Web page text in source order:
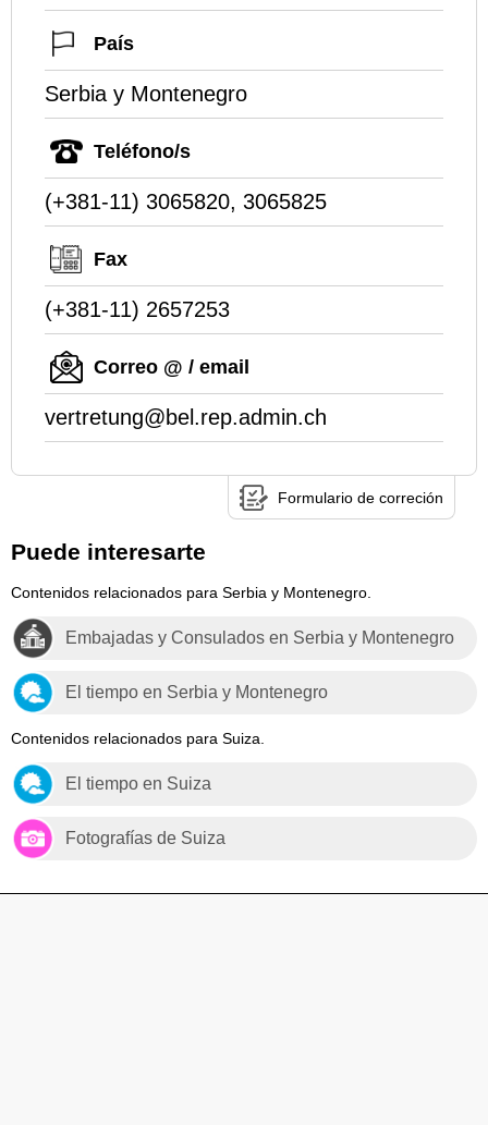
País
Serbia y Montenegro
Teléfono/s
(+381-11) 3065820, 3065825
Fax
(+381-11) 2657253
Correo @ / email
vertretung@bel.rep.admin.ch
Formulario de correción
Puede interesarte
Contenidos relacionados para Serbia y Montenegro.
Embajadas y Consulados en Serbia y Montenegro
El tiempo en Serbia y Montenegro
Contenidos relacionados para Suiza.
El tiempo en Suiza
Fotografías de Suiza